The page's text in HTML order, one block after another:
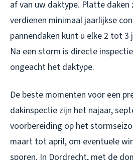
af van uw daktype. Platte
verdienen minimaal jaarlijkse
pannendaken kunt u elke 2 tot
Na een storm is directe
ongeacht het daktype.
De beste momenten voor een
dakinspectie zijn het najaar,
voorbereiding op het
maart tot april, om eventuele
sporen. In Dordrecht, met de